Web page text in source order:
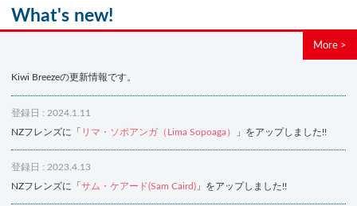
What's new!
More >
Kiwi Breezeの更新情報です。
登録日 : 2024.1.11
NZフレンズに「 リマ・ソポアンガ（Lima Sopoaga） 」をアップしました!!
登録日 : 2023.4.13
NZフレンズに「 サム・ケアード(Sam Caird) 」をアップしました!!